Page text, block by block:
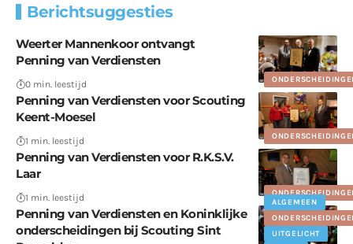
Berichtsuggesties
Weerter Mannenkoor ontvangt
Penning van Verdiensten
0 min. leestijd
Penning van Verdiensten voor Scouting
Keent-Moesel
1 min. leestijd
Penning van Verdiensten voor R.K.S.V.
Laar
1 min. leestijd
ALGEMEEN
UITGELICHT
Penning van Verdiensten en Koninklijke
onderscheidingen bij Scouting Sint